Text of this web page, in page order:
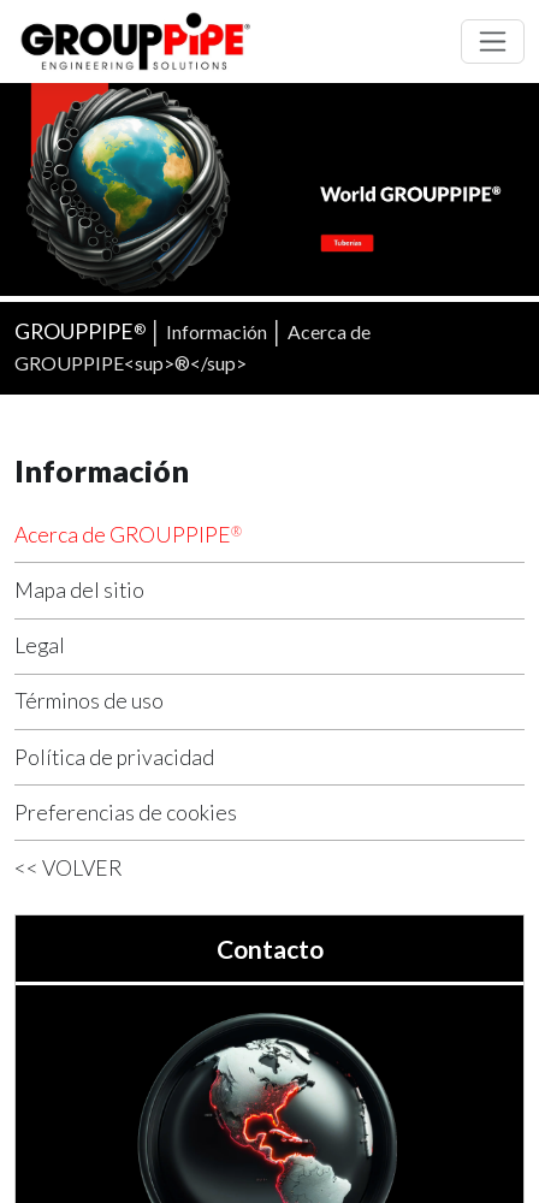
GROUPPIPE® Información
Acerca de
GROUPPIPE<sup>®</sup>
Información
Acerca de GROUPPIPE®
Mapa del sitio
Legal
Términos de uso
Política de privacidad
Preferencias de cookies
<< VOLVER
Contacto